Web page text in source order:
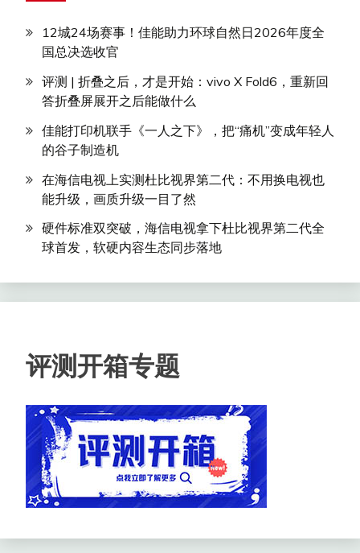
12城24场赛事！佳能助力环球自然日2026年度全
国总决选收官
评测 | 折叠之后，才是开始：vivo X Fold6，重新回
答折叠屏展开之后能做什么
佳能打印机联手《一人之下》，把“痛机”变成年轻人
的谷子制造机
在海信电视上实测杜比视界第二代：不用换电视也
能升级，画质升级一目了然
硬件标准双突破，海信电视拿下杜比视界第二代全
球首发，软硬内容生态同步落地
评测开箱专题